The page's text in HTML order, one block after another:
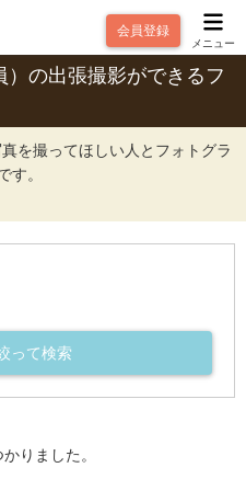
会員登録
メニュー
の出張撮影ができるフ
を撮ってほしい人とフォトグラ
す。
って検索
りました。